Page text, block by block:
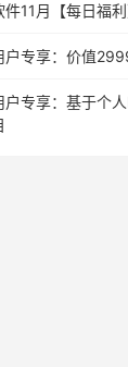
件11月【每日福
户专享：价值
户专享：基于个